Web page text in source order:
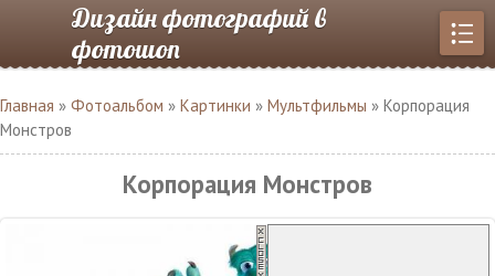
Дизайн фотографий в
фотошоп
Главная » Фотоальбом » Картинки » Мультфильмы » Корпорация
Монстров
Корпорация Монстров